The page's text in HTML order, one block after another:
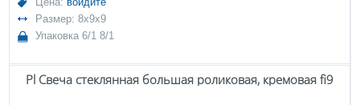
Размер: 8x9x9
Упаковка 6/1 8/1
Pl Свеча стеклянная большая роликовая, кремовая fi9